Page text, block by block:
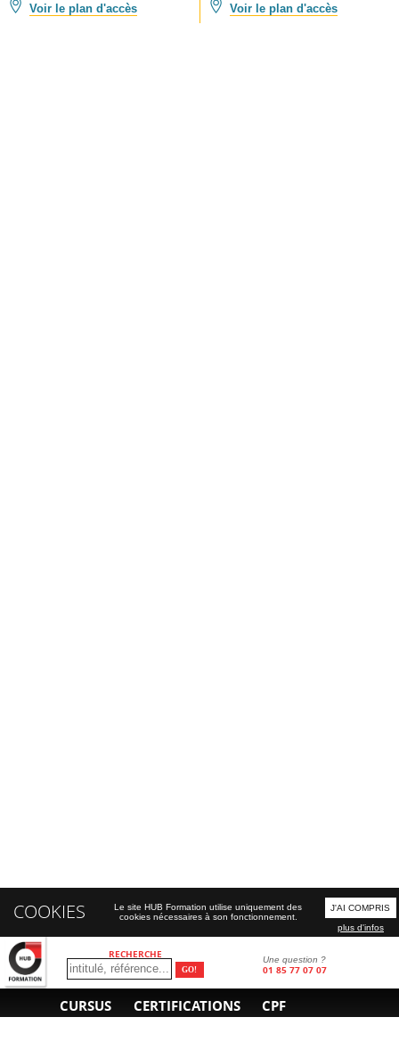
RECHERCHE Une question ?
01 85 77 07 07
CURSUS CERTIFICATIONS CPF
Voir le plan d'accès Voir le plan d'accès
COOKIES
Le site HUB Formation utilise uniquement des
cookies nécessaires à son fonctionnement.
J'AI COMPRIS
plus d'infos